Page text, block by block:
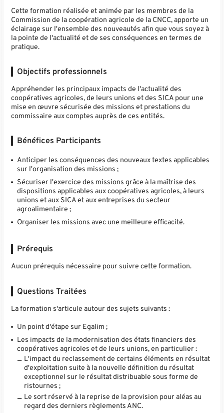
Cette formation réalisée et animée par les membres de la
Commission de la coopération agricole de la CNCC, apporte un
éclairage sur l'ensemble des nouveautés afin que vous soyez à
la pointe de l'actualité et de ses conséquences en termes de
pratique.
Objectifs professionnels
Appréhender les principaux impacts de l'actualité des
coopératives agricoles, de leurs unions et des SICA pour une
mise en œuvre sécurisée des missions et prestations du
commissaire aux comptes auprès de ces entités.
Bénéfices Participants
Anticiper les conséquences des nouveaux textes applicables
sur l'organisation des missions ;
Sécuriser l'exercice des missions grâce à la maîtrise des
dispositions applicables aux coopératives agricoles, à leurs
unions et aux SICA et aux entreprises du secteur
agroalimentaire ;
Organiser les missions avec une meilleure efficacité.
Prérequis
Aucun prérequis nécessaire pour suivre cette formation.
Questions Traitées
La formation s'articule autour des sujets suivants :
Un point d'étape sur Egalim ;
Les impacts de la modernisation des états financiers des
coopératives agricoles et de leurs unions, en particulier :
L'impact du reclassement de certains éléments en résultat
d'exploitation suite à la nouvelle définition du résultat
exceptionnel sur le résultat distribuable sous forme de
ristournes ;
Le sort réservé à la reprise de la provision pour aléas au
regard des derniers règlements ANC.